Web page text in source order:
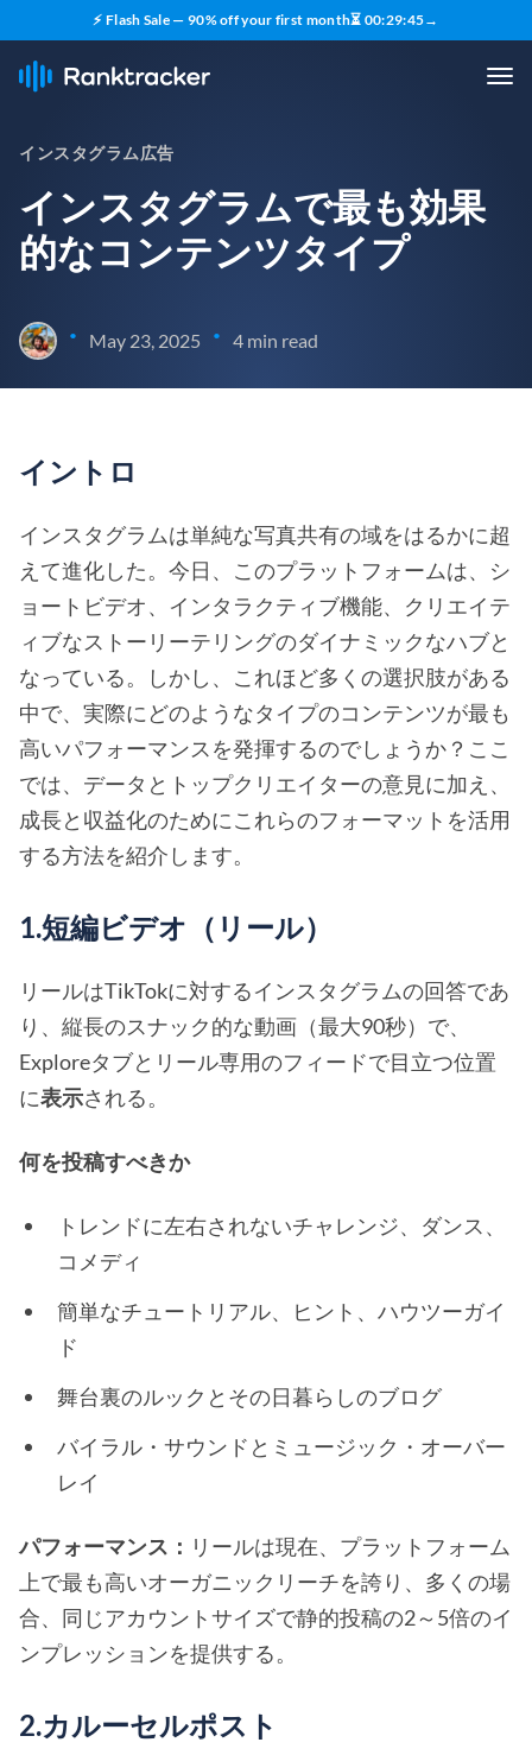
⚡ Flash Sale — 90% off your first month⏳ 00:29:45→
インスタグラム広告
インスタグラムで最も効果
的なコンテンツタイプ
• May 23, 2025 • 4 min read
イントロ
インスタグラムは単純な写真共有の域をはるかに超
えて進化した。今日、このプラットフォームは、シ
ョートビデオ、インタラクティブ機能、クリエイテ
ィブなストーリーテリングのダイナミックなハブと
なっている。しかし、これほど多くの選択肢がある
中で、実際にどのようなタイプのコンテンツが最も
高いパフォーマンスを発揮するのでしょうか？ここ
では、データとトップクリエイターの意見に加え、
成長と収益化のためにこれらのフォーマットを活用
する方法を紹介します。
1.短編ビデオ（リール）
リールはTikTokに対するインスタグラムの回答であ
り、縦長のスナック的な動画（最大90秒）で、
Exploreタブとリール専用のフィードで目立つ位置
に表示される。
何を投稿すべきか
トレンドに左右されないチャレンジ、ダンス、
コメディ
簡単なチュートリアル、ヒント、ハウツーガイ
ド
舞台裏のルックとその日暮らしのブログ
バイラル・サウンドとミュージック・オーバー
レイ
パフォーマンス： リールは現在、プラットフォーム
上で最も高いオーガニックリーチを誇り、多くの場
合、同じアカウントサイズで静的投稿の2～5倍のイ
ンプレッションを提供する。
2.カルーセルポスト